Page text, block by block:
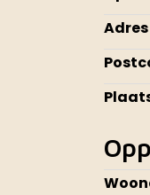
Adres